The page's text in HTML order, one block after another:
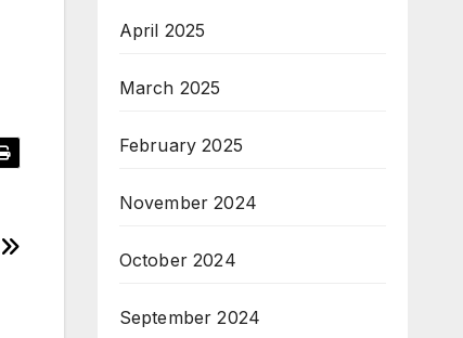
April 2025
March 2025
February 2025
November 2024
October 2024
September 2024